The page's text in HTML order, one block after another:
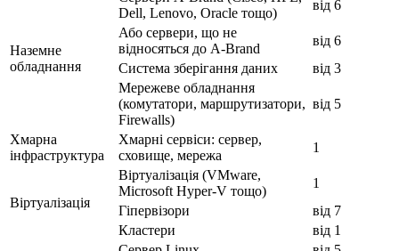
Наземне
обладнання
Dell, Lenovo, Oracle тощо)
від 6
Або сервери, що не
відносяться до A-Brand
від 6
Система зберігання даних
від 3
Мережеве обладнання
(комутатори, маршрутизатори,
Firewalls)
від 5
Хмарна
інфраструктура
Хмарні сервіси: сервер,
сховище, мережа
1
Віртуалізація
Віртуалізація (VMware,
Microsoft Hyper-V тощо)
1
Гіпервізори
від 7
Кластери
від 1